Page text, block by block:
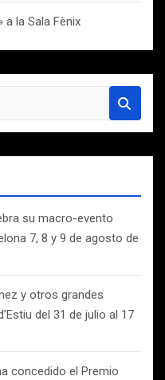
a la Sala Fènix
su macro-evento
7, 8 y 9 de agosto de
y otros grandes
del 31 de julio al 17
concedido el Premio